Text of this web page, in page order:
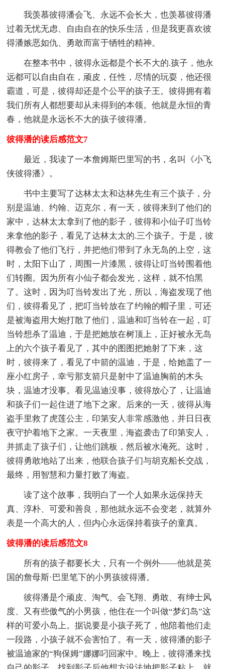
我羡慕彼得潘会飞、永远不会长大，也羡慕彼得潘
过着无忧无虑、自由自在的快乐生活，但是我更喜欢彼
得潘嫉恶如仇、勇敢而富于牺牲的精神。
在整本书中，彼得永远都是个长不大的.孩子，他永
远都可以自由自在，顽皮，任性，尽情的玩耍，他还很
霸道，可是，彼得却还是个公平的孩子王。彼得拥有着
我们所有人都想要却从未得到的本领。他就是永恒的青
春，他就是永远长不大的孩子彼得潘。
彼得潘的读后感范文7
最近，我读了一本詹姆斯巴里写的书，名叫《小飞
侠彼得潘》。
书中主要写了达林太太和达林先生有三个孩子，分
别是温迪、约翰、迈克尔，有一天，彼得来到了他们的
家中，达林太太拿到了他的影子，彼得和小仙子叮当铃
来拿他的影子，看见了达林太太的.三个孩子。于是，彼
得教会了他们飞行，并把他们带到了永无岛的上空，这
时，太阳下山了，周围一片漆黑，彼得让叮当铃围着他
们转圈。因为所有小仙子都会发光，这样，就不怕黑
了。这时，因为叮当铃发出了光，所以，海盗发现了他
们，彼得看见了，把叮当铃放在了约翰的帽子里，可还
是被海盗用大炮打散了他们，温迪和叮当铃在一起，叮
当铃想杀了温迪，于是把她放在树顶上，正好被永无岛
上的六个孩子看见了，其中的图图把她射了下来，这
时，彼得来了，看见了中箭的温迪，于是，给她盖了一
座小红房子，幸亏那支箭只是射中了温迪胸前的木头
块，温迪才没事。看见温迪没事，彼得放心了，让温迪
和孩子们一起住进了地下之家。后来的一天，彼得从海
盗手里救了虎莲公主，印第安人非常感激他，并日日夜
夜守护着地下之家。一天夜里，海盗袭击了印第安人，
并抓走了孩子们，让他们跳板，然后被水淹死。这时，
彼得勇敢地站了出来，他联合孩子们与胡克船长交战，
最终，用智慧和力量打败了海盗。
读了这个故事，我明白了一个人如果永远保持天
真、淳朴、可爱和善良，那他就永远不会变老，就算外
表是一个高大的人，但内心永远保持着孩子的童真。
彼得潘的读后感范文8
所有的孩子都要长大，只有一个例外——他就是英
国的詹母斯·巴里笔下的小男孩彼得潘。
彼得潘是个顽皮、淘气、会飞翔、勇敢、有绅士风
度、又有些傲气的小男孩，他住在一个叫做“梦幻岛”这
样的可爱小岛上。据说要是小孩子死了，他陪着他们走
一段路，小孩子就不会害怕了。有一天，彼得潘的影子
被温迪家的“狗保姆”娜娜叼回家中。晚上，彼得潘来找